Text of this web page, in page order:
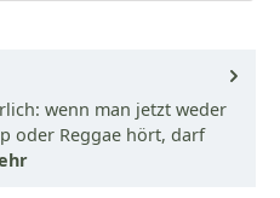
wenn man jetzt weder
oder Reggae hört, darf